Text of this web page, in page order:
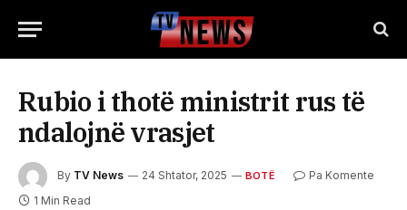
Rubio i thotë ministrit rus të
ndalojnë vrasjet
By TV News 24 Shtator, 2025 BOTË
Pa Komente
1 Min Read